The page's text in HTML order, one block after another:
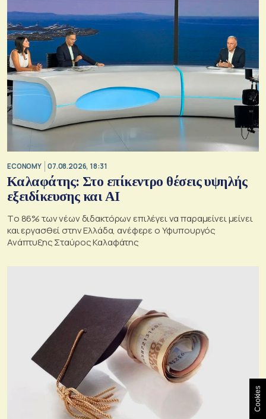
ECONOMY 07.08.2026, 18:31
Καλαφάτης: Στο επίκεντρο θέσεις υψηλής
εξειδίκευσης και AI
Tο 86% των νέων διδακτόρων επιλέγει να παραμείνει μείνει
και εργασθεί στην Ελλάδα, ανέφερε ο Υφυπουργός
Ανάπτυξης Σταύρος Καλαφάτης
Cookies